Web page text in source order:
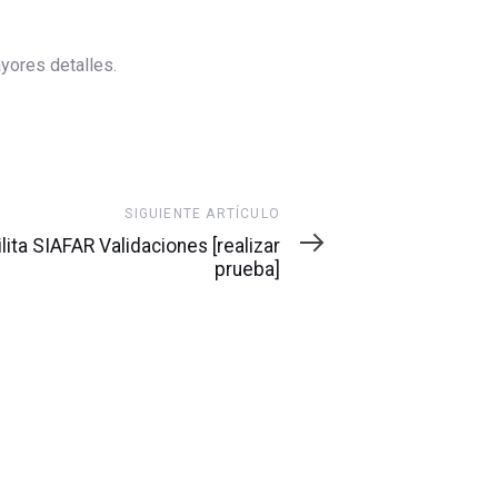
detalles.
SIGUIENTE ARTÍCULO
SIAFAR Validaciones [realizar
prueba]